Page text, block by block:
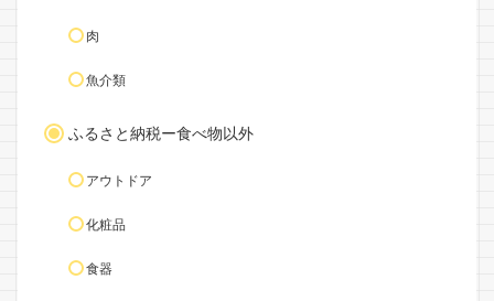
肉
魚介類
ふるさと納税ー食べ物以外
アウトドア
化粧品
食器